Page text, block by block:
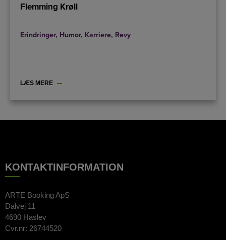
Flemming Krøll
Erindringer, Humor, Karriere, Revy
LÆS MERE
KONTAKTINFORMATION
ARTE Booking ApS
Dalvej 11
4690 Haslev
Cvr.nr: 26744520